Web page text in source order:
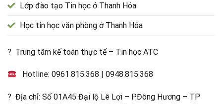
Lớp đào tạo Tin học ở Thanh Hóa
Học tin học văn phòng ở Thanh Hóa
? Trung tâm kế toán thực tế – Tin học ATC
Hotline:0961.815.368 |0948.815.368
? Địa chỉ: Số 01A45 Đại lộ Lê Lợi – P.Đông Hương – TP